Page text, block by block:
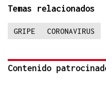
Temas relacionados
GRIPE CORONAVIRUS
Contenido